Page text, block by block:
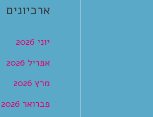
ארכיונים
יוני 2026
אפריל 2026
מרץ 2026
פברואר 2026